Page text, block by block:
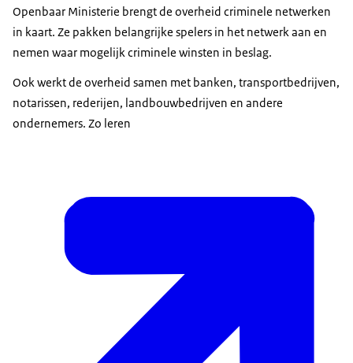
Openbaar Ministerie brengt de overheid criminele netwerken
in kaart. Ze pakken belangrijke spelers in het netwerk aan en
nemen waar mogelijk criminele winsten in beslag.
Ook werkt de overheid samen met banken, transportbedrijven,
notarissen, rederijen, landbouwbedrijven en andere
ondernemers. Zo leren